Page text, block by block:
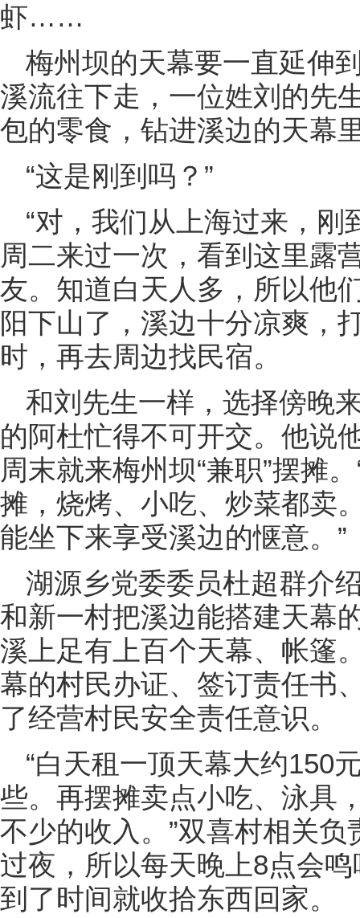
虾……
梅州坝的天幕要一直延伸
溪流往下走，一位姓刘的先
包的零食，钻进溪边的天幕
“这是刚到吗？”
“对，我们从上海过来，刚
周二来过一次，看到这里露
友。知道白天人多，所以他
阳下山了，溪边十分凉爽，
时，再去周边找民宿。
和刘先生一样，选择傍晚
的阿杜忙得不可开交。他说
周末就来梅州坝“兼职”摆摊
摊，烧烤、小吃、炒菜都卖
能坐下来享受溪边的惬意。”
湖源乡党委委员杜超群介
和新一村把溪边能搭建天幕
溪上足有上百个天幕、帐篷
幕的村民办证、签订责任书
了经营村民安全责任意识。
“白天租一顶天幕大约150
些。再摆摊卖点小吃、泳具
不少的收入。”双喜村相关
过夜，所以每天晚上8点会
到了时间就收拾东西回家。